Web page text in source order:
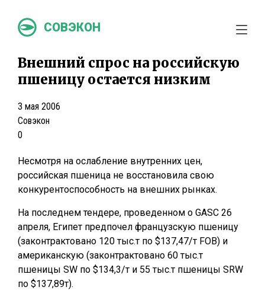
СОВЭКОН
Внешний спрос на российскую
пшеницу остается низким
3 мая 2006
Совэкон
0
Несмотря на ослабление внутренних цен,
российская пшеница не восстановила свою
конкурентоспособность на внешних рынках.
На последнем тендере, проведенном о GASC 26
апреля, Египет предпочел французскую пшеницу
(законтрактовано 120 тыс.т по $137,47/т FOB) и
американскую (законтрактовано 60 тыс.т
пшеницы SW по $134,3/т и 55 тыс.т пшеницы SRW
по $137,89т).